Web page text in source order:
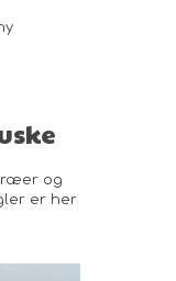
og
er her